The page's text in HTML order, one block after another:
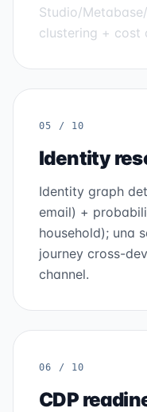
Studio/
clustering + cost
05 / 10
Identity
Identity graph
email) +
household); una
journey cross-
channel.
06 / 10
CDP